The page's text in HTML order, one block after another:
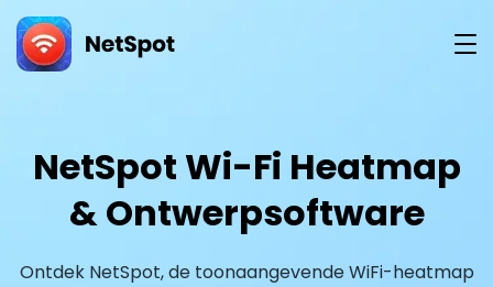
NetSpot Wi-Fi Heatmap
& Ontwerpsoftware
Ontdek NetSpot, de toonaangevende WiFi-heatmap